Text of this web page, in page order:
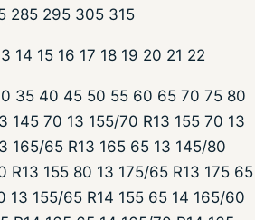
285 295 305 315
14 15 16 17 18 19 20 21 22
35 40 45 50 55 60 65 70 75 80
145 70 13 155/70 R13 155 70 13
165/65 R13 165 65 13 145/80
R13 155 80 13 175/65 R13 175 65
13 155/65 R14 155 65 14 165/60